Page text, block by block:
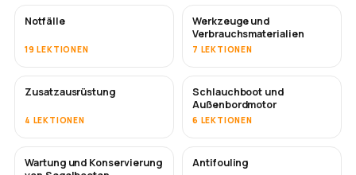
Notfälle
19 LEKTIONEN
Werkzeuge und
Verbrauchsmaterialien
7 LEKTIONEN
Zusatzausrüstung
4 LEKTIONEN
Schlauchboot und
Außenbordmotor
6 LEKTIONEN
Wartung und Konservierung
BALD
Antifouling